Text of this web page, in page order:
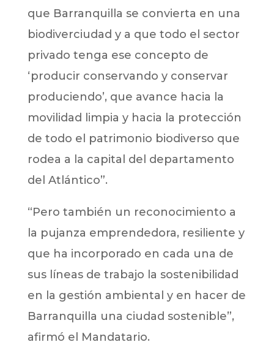
que Barranquilla se convierta en una
biodiverciudad y a que todo el sector
privado tenga ese concepto de
‘producir conservando y conservar
produciendo’, que avance hacia la
movilidad limpia y hacia la protección
de todo el patrimonio biodiverso que
rodea a la capital del departamento
del Atlántico”.
“Pero también un reconocimiento a
la pujanza emprendedora, resiliente y
que ha incorporado en cada una de
sus líneas de trabajo la sostenibilidad
en la gestión ambiental y en hacer de
Barranquilla una ciudad sostenible”,
afirmó el Mandatario.